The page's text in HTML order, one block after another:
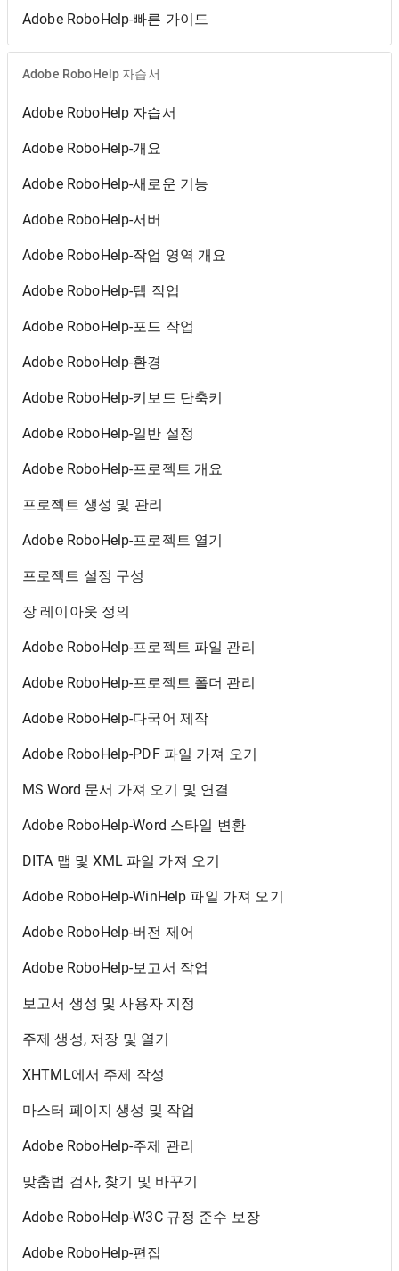
Adobe RoboHelp-빠른 가이드
Adobe RoboHelp 자습서
Adobe RoboHelp 자습서
Adobe RoboHelp-개요
Adobe RoboHelp-새로운 기능
Adobe RoboHelp-서버
Adobe RoboHelp-작업 영역 개요
Adobe RoboHelp-탭 작업
Adobe RoboHelp-포드 작업
Adobe RoboHelp-환경
Adobe RoboHelp-키보드 단축키
Adobe RoboHelp-일반 설정
Adobe RoboHelp-프로젝트 개요
프로젝트 생성 및 관리
Adobe RoboHelp-프로젝트 열기
프로젝트 설정 구성
장 레이아웃 정의
Adobe RoboHelp-프로젝트 파일 관리
Adobe RoboHelp-프로젝트 폴더 관리
Adobe RoboHelp-다국어 제작
Adobe RoboHelp-PDF 파일 가져 오기
MS Word 문서 가져 오기 및 연결
Adobe RoboHelp-Word 스타일 변환
DITA 맵 및 XML 파일 가져 오기
Adobe RoboHelp-WinHelp 파일 가져 오기
Adobe RoboHelp-버전 제어
Adobe RoboHelp-보고서 작업
보고서 생성 및 사용자 지정
주제 생성, 저장 및 열기
XHTML에서 주제 작성
마스터 페이지 생성 및 작업
Adobe RoboHelp-주제 관리
맞춤법 검사, 찾기 및 바꾸기
Adobe RoboHelp-W3C 규정 준수 보장
Adobe RoboHelp-편집